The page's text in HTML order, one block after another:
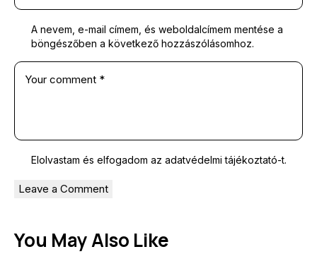
A nevem, e-mail címem, és weboldalcímem mentése a
böngészőben a következő hozzászólásomhoz.
Elolvastam és elfogadom az adatvédelmi tájékoztató-t.
You May Also Like